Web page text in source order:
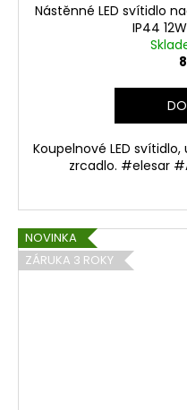
Nástěnné LED svítidlo
IP44
Koupelnové LED
zrcadlo. #elesar
NOVINKA
ZÁRUKA 3 ROKY